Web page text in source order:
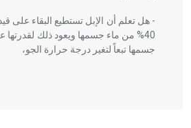
- هل تعلم أن الإبل تستطيع البقاء على
40% من ماء جسمها ويعود ذلك لقدرتها
جسمها تبعاً لتغير درجة حرارة الجو،